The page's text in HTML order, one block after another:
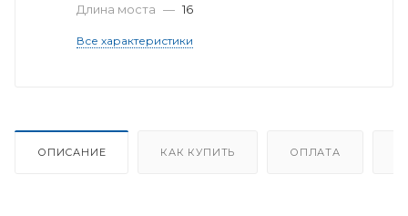
Длина моста — 16
Все характеристики
ОПИСАНИЕ КАК КУПИТЬ ОПЛАТА